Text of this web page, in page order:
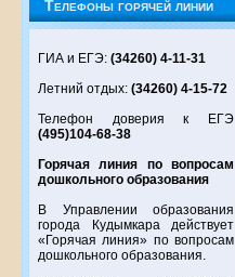
Телефоны горячей линии
ГИА и ЕГЭ: (34260) 4-11-31
Летний отдых: (34260) 4-15-72
Телефон доверия к ЕГЭ
(495)104-68-38
Горячая линия по вопросам
дошкольного образования
В Управлении образования
города Кудымкара действует
«Горячая линия» по вопросам
дошкольного образования.